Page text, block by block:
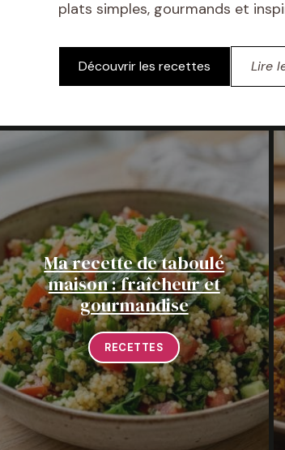
plats simples, gourmands et
Découvrir les recettes Lire
Ma recette de taboulé
maison : fraîcheur et
gourmandise
RECETTES